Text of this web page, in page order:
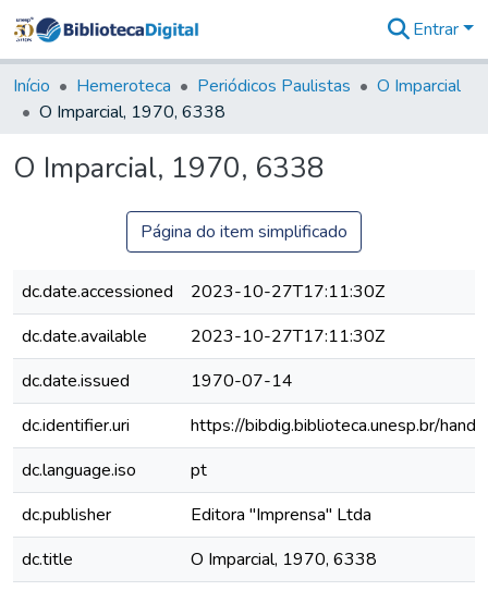
&
Coleções
Tudo na
Digital
Entrar
Início Hemeroteca Periódicos Paulistas
O Imparcial
O Imparcial, 1970, 6338
O Imparcial, 1970, 6338
Página do item simplificado
dc.date.accessioned
2023-10-27T17:11:30Z
dc.date.available
2023-10-27T17:11:30Z
dc.date.issued
1970-07-14
dc.identifier.uri
https://bibdig.biblioteca.unesp.br/
dc.language.iso
pt
dc.publisher
Editora "Imprensa" Ltda
dc.title
O Imparcial, 1970, 6338